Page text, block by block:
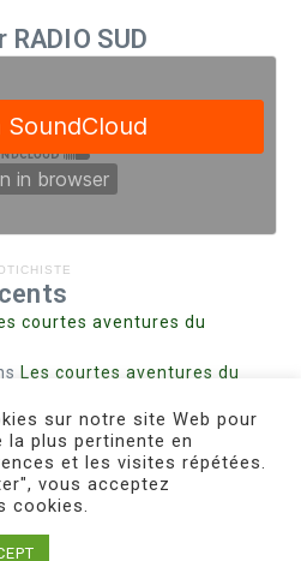
SUD
courtes aventures du
Les courtes aventures du
sanglantes à Mulhouse
Nice
et champignons
sur notre site Web pour
plus pertinente en
et les visites répétées.
vous acceptez
cookies.